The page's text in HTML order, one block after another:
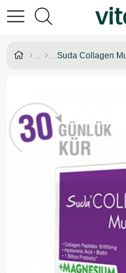
Suda Collagen